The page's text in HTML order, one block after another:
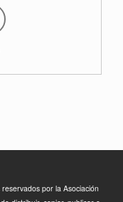
por la Asociación